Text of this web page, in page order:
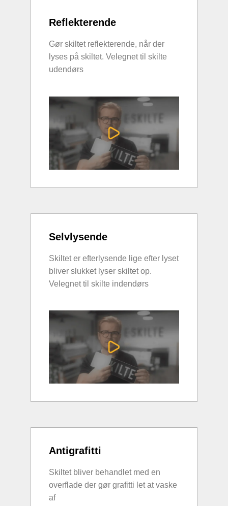
Reflekterende
Gør skiltet reflekterende, når der
lyses på skiltet. Velegnet til skilte
udendørs
Selvlysende
Skiltet er efterlysende lige efter lyset
bliver slukket lyser skiltet op.
Velegnet til skilte indendørs
Antigrafitti
Skiltet bliver behandlet med en
overflade der gør grafitti let at vaske
af